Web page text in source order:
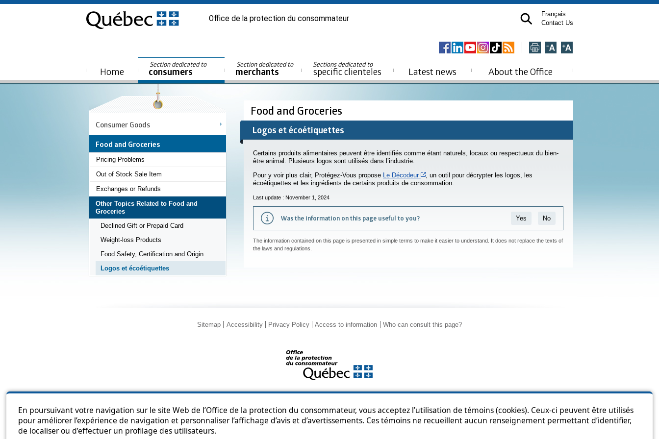
En poursuivant votre navigation sur le site Web de l’Office de la protection du consommateur, vous acceptez l’utilisation de témoins (cookies). Ceux-ci peuvent être utilisés
pour améliorer l’expérience de navigation et personnaliser l’affichage d’avis et d’avertissements. Ces témoins ne recueillent aucun renseignement permettant d’identifier,
de localiser ou d’effectuer un profilage des utilisateurs.
Office de la protection du consommateur
Français
Contact Us
Home
Section dedicated to
consumers
Section dedicated to
merchants
Sections dedicated to
specific clienteles Latest news About the Office
Consumer Goods
Food and Groceries
Pricing Problems
Out of Stock Sale Item
Exchanges or Refunds
Other Topics Related to Food and
Groceries
Declined Gift or Prepaid Card
Weight-loss Products
Food Safety, Certification and Origin
Logos et écoétiquettes
Food and Groceries
Logos et écoétiquettes
Certains produits alimentaires peuvent être identifiés comme étant naturels, locaux ou respectueux du bien-
être animal. Plusieurs logos sont utilisés dans l’industrie.
Pour y voir plus clair, Protégez-Vous propose Le Décodeur Cet hyperlien s’ouvrira dans une nouvelle fenêtre
, un outil pour décrypter les logos, les
écoétiquettes et les ingrédients de certains produits de consommation.
Last update : November 1, 2024
Was the information on this page useful to you? Yes No
The information contained on this page is presented in simple terms to make it easier to understand. It does not replace the texts of
the laws and regulations.
Sitemap Accessibility Privacy Policy Access to information Who can consult this page?
© Government of Québec, 2013-2025